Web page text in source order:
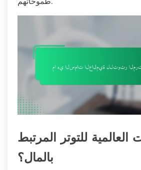
للتوتر المرتبط
بالمال؟